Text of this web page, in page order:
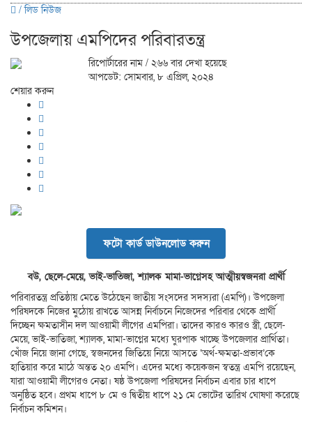
/লিড নিউজ
উপজেলায় এমপিদের পরিবারতন্ত্র
রিপোর্টারের নাম / ২৬৬ বার দেখা হয়েছে
আপডেট: সোমবার, ৮ এপ্রিল, ২০২৪
শেয়ার করুন
ফটো কার্ড ডাউনলোড করুন
বউ, ছেলে-মেয়ে, ভাই-ভাতিজা, শ্যালক মামা-ভাগ্নেসহ আত্মীয়স্বজনরা প্রার্থী
পরিবারতন্ত্র প্রতিষ্ঠায় মেতে উঠেছেন জাতীয় সংসদের সদস্যরা (এমপি)। উপজেলা
পরিষদকে নিজের মুঠোয় রাখতে আসন্ন নির্বাচনে নিজেদের পরিবার থেকে প্রার্থী
দিচ্ছেন ক্ষমতাসীন দল আওয়ামী লীগের এমপিরা। তাদের কারও কারও স্ত্রী, ছেলে-
মেয়ে, ভাই-ভাতিজা, শ্যালক, মামা-ভাগ্নের মধ্যে ঘুরপাক খাচ্ছে উপজেলার প্রার্থিতা।
খোঁজ নিয়ে জানা গেছে, স্বজনদের জিতিয়ে নিয়ে আসতে ‘অর্থ-ক্ষমতা-প্রভাব’কে
হাতিয়ার করে মাঠে অন্তত ২০ এমপি। এদের মধ্যে কয়েকজন স্বতন্ত্র এমপি রয়েছেন,
যারা আওয়ামী লীগেরও নেতা। ষষ্ঠ উপজেলা পরিষদের নির্বাচন এবারচার ধাপে
অনুষ্ঠিত হবে। প্রথম ধাপে ৮ মে ও দ্বিতীয় ধাপে ২১ মে ভোটের তারিখ ঘোষণা করেছে
নির্বাচন কমিশন।